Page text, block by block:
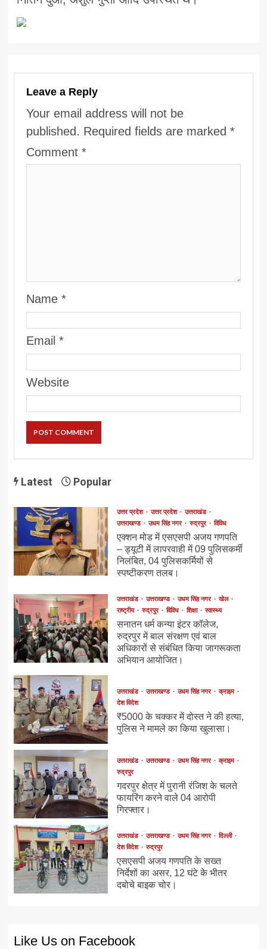
Leave a Reply
Your email address will not be
published. Required fields are marked*
Comment*
Name*
Email*
Website
Latest Popular
उत्तर प्रदेश उत्तर प्रदेश
उत्तराखंड
उत्तराखण्ड
उधम सिंह नगर रुद्रपुर विविध
एक्शन मोड में एसएसपी अजय गणपति
– ड्यूटी में लापरवाही में 09 पुलिसकर्मी
निलंबित, 04 पुलिसकर्मियों से
स्पष्टीकरण तलब।
उत्तराखंड उत्तराखण्ड उधम सिंह नगर
खेल
राष्ट्रीय
रुद्रपुर विविध शिक्षा स्वास्थ्य
सनातन धर्म कन्या इंटर कॉलेज,
रुद्रपुर में बाल संरक्षण एवं बाल
अधिकारों से संबंधित किया जागरूकता
अभियान आयोजित।
उत्तराखंड उत्तराखण्ड उधम सिंह नगर
क्राइम
देश विदेश
₹5000 के चक्कर में दोस्त ने की हत्या,
पुलिस ने मामले का किया खुलासा।
उत्तराखंड उत्तराखण्ड उधम सिंह नगर
क्राइम
रुद्रपुर
गदरपुर क्षेत्र में पुरानी रंजिश के चलते
फायरिंग करने वाले 04 आरोपी
गिरफ्तार।
उत्तराखंड उत्तराखण्ड उधम सिंह नगर
दिल्ली
देश विदेश
रुद्रपुर
एसएसपी अजय गणपति के सख्त
निर्देशों का असर, 12 घंटे के भीतर
दबोचे बाइक चोर।
Like Us on Facebook